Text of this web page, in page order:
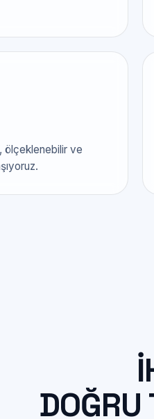
ölçeklenebilir ve
DOĞRU